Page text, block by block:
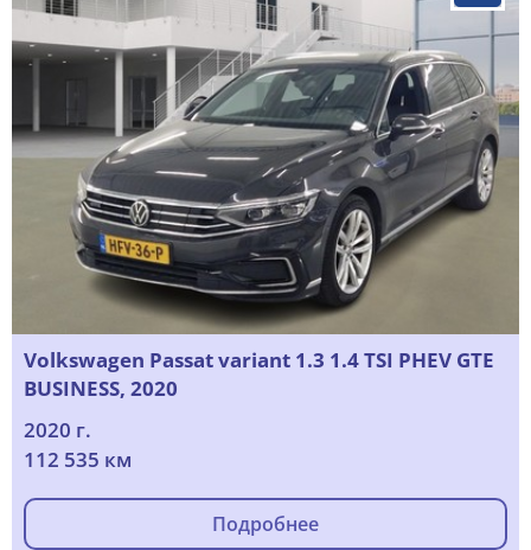
Volkswagen Passat variant 1.3 1.4 TSI PHEV GTE
BUSINESS, 2020
2020 г.
112 535 км
Подробнее